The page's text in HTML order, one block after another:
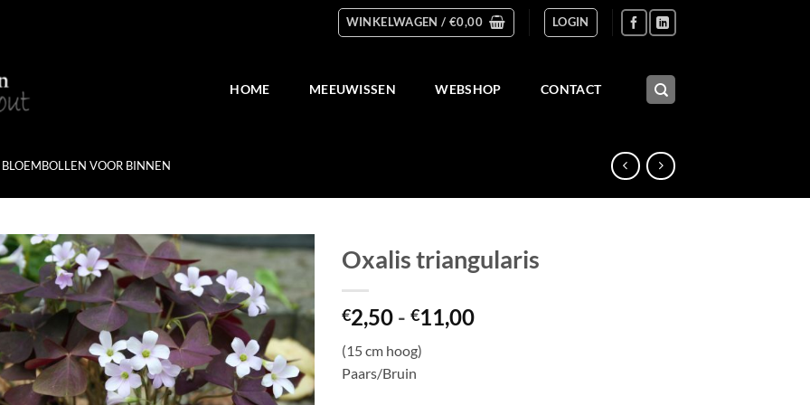
WINKELWAGEN / €0,00 LOGIN
HOME MEEUWISSEN WEBSHOP CONTACT
BLOEMBOLLEN VOOR BINNEN
Toevoegen
aan
verlanglijst
Oxalis triangularis
€2,50 - €11,00Prijsklasse:
(15 cm hoog)
Paars/Bruin